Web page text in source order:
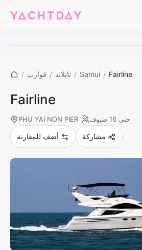
/ قوارب / تايلاند / Samui / Fairline
Fairline
PHU YAI NON PIER حتى 16 ضيوف
أضف للمقارنة مشاركة